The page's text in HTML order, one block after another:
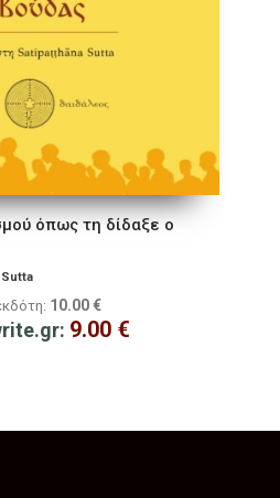
όπως τη δίδαξε ο
10.00 €
9.00 €